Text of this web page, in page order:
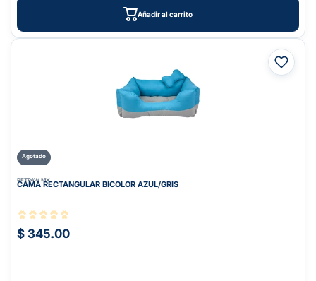
Añadir al carrito
Agotado
PETPAW.MX
CAMA RECTANGULAR BICOLOR AZUL/GRIS
$ 345.00